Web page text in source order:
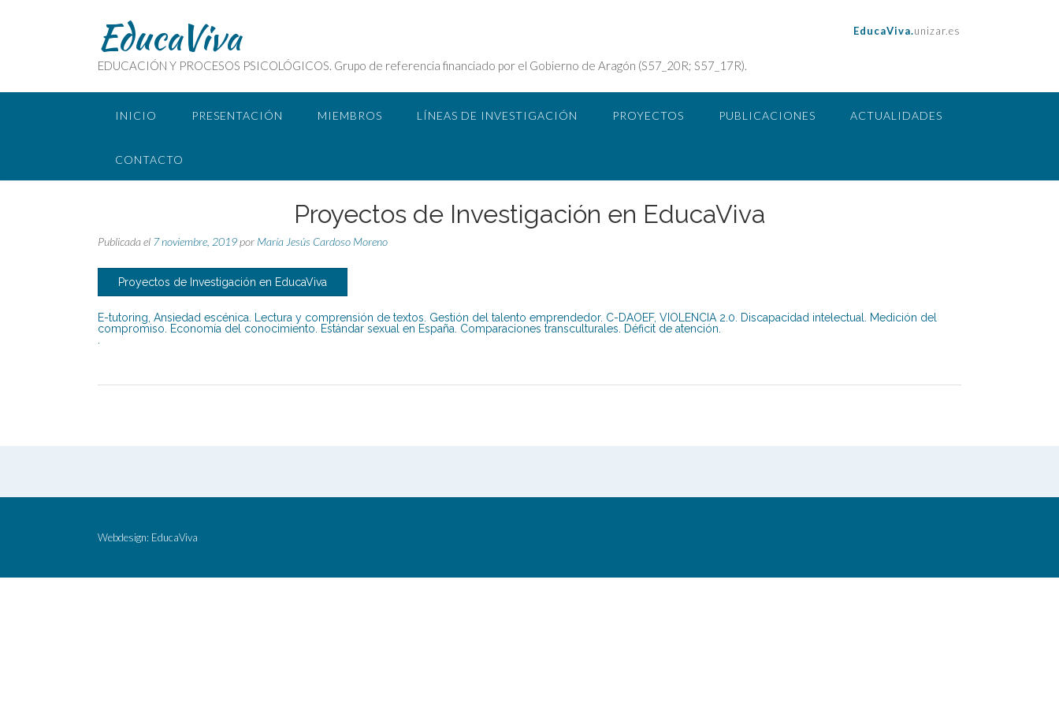
EducaViva
EDUCACIÓN Y PROCESOS PSICOLÓGICOS. Grupo de referencia financiado por el Gobierno de Aragón (S57_20R; S57_17R).
EducaViva.unizar.es
INICIO PRESENTACIÓN MIEMBROS LÍNEAS DE INVESTIGACIÓN PROYECTOS PUBLICACIONES ACTUALIDADES
CONTACTO
Proyectos de Investigación en EducaViva
Publicada el 7 noviembre, 2019por María Jesús Cardoso Moreno
Proyectos de Investigación en EducaViva
E-tutoring, Ansiedad escénica. Lectura y comprensión de textos. Gestión del talento emprendedor. C-DAOEF, VIOLENCIA 2.0. Discapacidad intelectual. Medición del
compromiso. Economía del conocimiento. Estándar sexual en España. Comparaciones transculturales. Déficit de atención.
.
Webdesign: EducaViva